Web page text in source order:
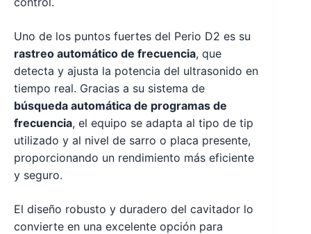
Uno de los puntos fuertes del Perio D2 es su
rastreo automático de frecuencia, que
detecta y ajusta la potencia del ultrasonido en
tiempo real. Gracias a su sistema de
búsqueda automática de programas de
frecuencia, el equipo se adapta al tipo de tip
utilizado y al nivel de sarro o placa presente,
proporcionando un rendimiento más eficiente
y seguro.
El diseño robusto y duradero del cavitador lo
convierte en una excelente opción para